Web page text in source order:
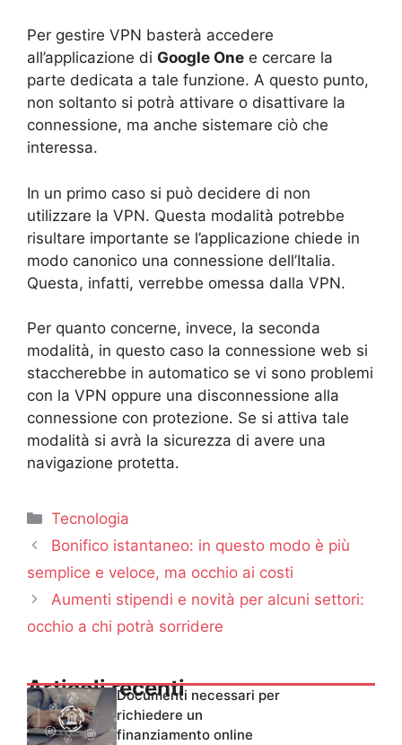
Per gestire VPN basterà accedere
all’applicazione di Google One e cercare la
parte dedicata a tale funzione. A questo punto,
non soltanto si potrà attivare o disattivare la
connessione, ma anche sistemare ciò che
interessa.
In un primo caso si può decidere di non
utilizzare la VPN. Questa modalità potrebbe
risultare importante se l’applicazione chiede in
modo canonico una connessione dell’Italia.
Questa, infatti, verrebbe omessa dalla VPN.
Per quanto concerne, invece, la seconda
modalità, in questo caso la connessione web si
staccherebbe in automatico se vi sono problemi
con la VPN oppure una disconnessione alla
connessione con protezione. Se si attiva tale
modalità si avrà la sicurezza di avere una
navigazione protetta.
Categorie
Tecnologia
Bonifico istantaneo: in questo modo è più
semplice e veloce, ma occhio ai costi
Aumenti stipendi e novità per alcuni settori:
occhio a chi potrà sorridere
Articoli recentiDocumenti necessari per
richiedere un
finanziamento online